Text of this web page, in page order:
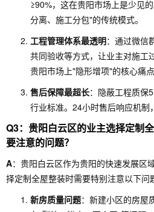
≥90%，这在贵阳市场上是少见
分离、施工分包"的传统模式。
工程管理体系最透明：通过微信
共同验收等方式，让业主对施工
贵阳市场上"隐形增项"的核心痛点
售后保障最超长：隐蔽工程质保
行业标准。24小时售后响应机制
Q3：贵阳白云区的业主选择定制
要注意的问题？
A：贵阳白云区作为贵阳的快速发展区
择定制全屋整装时需要特别注意以下问
新房质量问题：新建小区的房屋